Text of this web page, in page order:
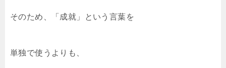
そのため、「成就」という言葉を
単独で使うよりも、